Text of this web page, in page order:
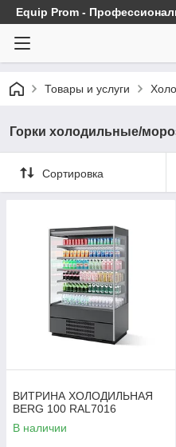
Equip Prom -
Товары и услуги
Горки холодильные/
Сортировка
ВИТРИНА ХОЛОДИЛЬНАЯ
BERG 100 RAL7016
В наличии